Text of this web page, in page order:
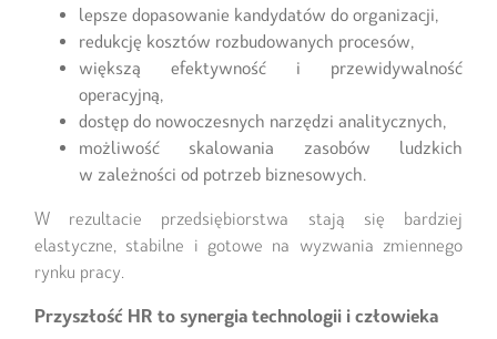
lepsze dopasowanie kandydatów do organizacji,
redukcję kosztów rozbudowanych procesów,
większą efektywność i przewidywalność
operacyjną,
dostęp do nowoczesnych narzędzi analitycznych,
możliwość skalowania zasobów ludzkich
w zależności od potrzeb biznesowych.
W rezultacie przedsiębiorstwa stają się bardziej
elastyczne, stabilne i gotowe na wyzwania zmiennego
rynku pracy.
Przyszłość HR to synergia technologii i człowieka